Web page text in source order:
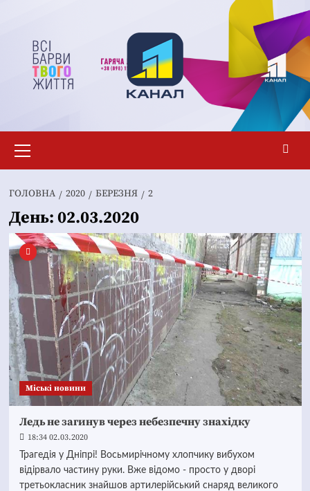
вмісту
меню
ГОЛОВНА 2020 БЕРЕЗНЯ 2
День: 02.03.2020
Mіські новини
Ледь не загинув через небезпечну знахідку
18:34 02.03.2020
Трагедія у Дніпрі! Восьмирічному хлопчику вибухом
відірвало частину руки. Вже відомо - просто у дворі
третьокласник знайшов артилерійський снаряд великого